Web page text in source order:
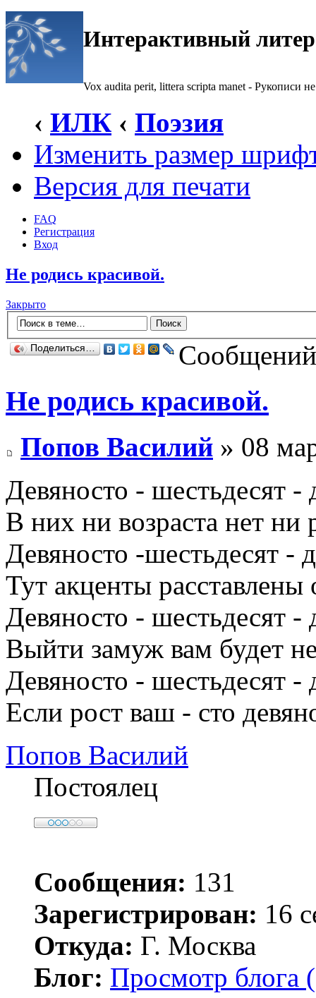
Интерактивный
Vox audita perit, littera scripta manet - Рукописи не
‹ ИЛК ‹ Поэзия
Изменить размер
Версия для печати
FAQ
Регистрация
Вход
Не родись красивой.
Закрыто
Поделиться…
Не родись красивой.
Попов Василий » 08
Девяносто - шестьдесят -
В них ни возраста нет ни
Девяносто -шестьдесят -
Тут акценты расставлены
Девяносто - шестьдесят -
Выйти замуж вам будет
Девяносто - шестьдесят -
Если рост ваш - сто
Попов Василий
Постоялец
Сообщения: 131
Зарегистрирован: 16
Откуда: Г. Москва
Блог: Просмотр блога